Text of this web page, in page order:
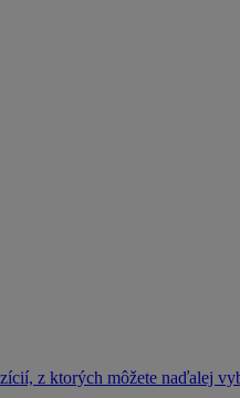
z ktorých môžete naďalej